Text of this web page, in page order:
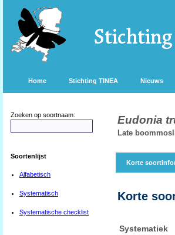
Home Stichting TINEA Nieuws
Zoeken op soortnaam:
Soortenlijst
Alfabetisch
Systematisch
Systematische checklist
Eudonia
Late
Korte
Korte
Systematiek